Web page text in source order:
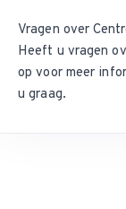
Vragen over
Heeft u vragen
op voor meer
u graag.